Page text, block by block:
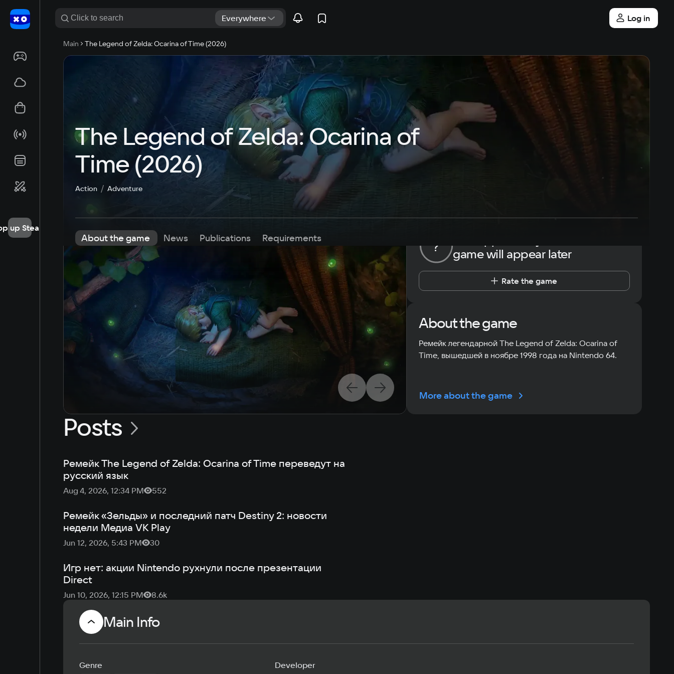
up Steam
Log in
Main The Legend of Zelda: Ocarina of Time (2026)
The Legend of Zelda: Ocarina of
Time (2026)
Action Adventure
About the game News Publications Requirements
?
game will appear later
Rate the game
About the game
Ремейк легендарной The Legend of Zelda: Ocarina of
Time, вышедшей в ноябре 1998 года на Nintendo 64.
More about the game
Posts
Ремейк The Legend of Zelda: Ocarina of Time переведут на
русский язык
Aug 4, 2026, 12:34 PM 552
Ремейк «Зельды» и последний патч Destiny 2: новости
недели Медиа VK Play
Jun 12, 2026, 5:43 PM 30
Игр нет: акции Nintendo рухнули после презентации
Direct
Jun 10, 2026, 12:15 PM 8.6k
Main Info
Genre Developer